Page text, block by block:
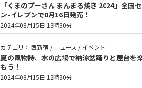
「くまのプーさん まんまる焼き 2024」全国
ン-イレブンで8月16日発売！
2024年08月15日 13時30分
カテゴリ： 西新宿 / ニュース / イベント
夏の風物詩、水の広場で納涼盆踊りと屋台を
もう！
2024年08月15日 12時30分